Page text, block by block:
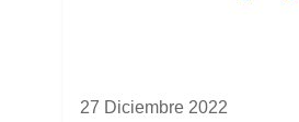
27 Diciembre 2022